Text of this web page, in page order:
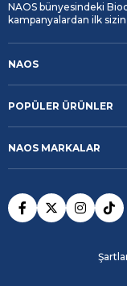
NAOS bünyesindeki
kampanyalardan ilk
NAOS
POPÜLER ÜRÜNLER
NAOS MARKALAR